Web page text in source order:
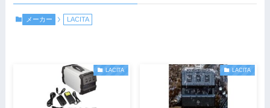
メーカー LACITA
LACITA LACITA